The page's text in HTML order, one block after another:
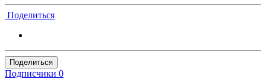
Поделиться
Поделиться
Подписчики 0